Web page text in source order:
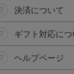
決済について
ギフト対応に
ヘルプページ